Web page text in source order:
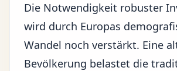
Die Notwendigkeit robuster
wird durch Europas
Wandel noch verstärkt. Eine
Bevölkerung belastet die